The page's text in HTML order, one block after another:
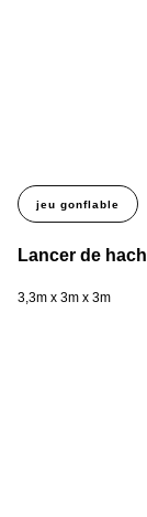
jeu gonflable
Lancer de
3,3m x 3m x 3m